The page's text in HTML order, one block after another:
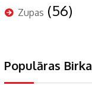
Zupas (56)
Populāras